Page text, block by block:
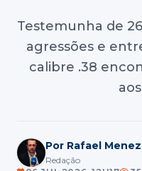
Testemunha de
agressões e
calibre .38
Por Rafael
Redação